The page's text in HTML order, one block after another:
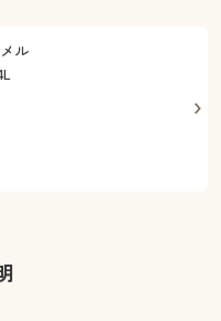
ル